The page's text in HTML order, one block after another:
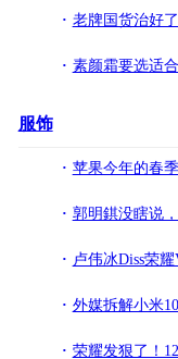
老牌国货治好了我烂了
素颜霜要选适
服饰
苹果今年的春季发布会可能
郭明錤没瞎说，苹果正在研
卢伟冰Diss荣耀
外媒拆解小米10
荣耀发狠了！